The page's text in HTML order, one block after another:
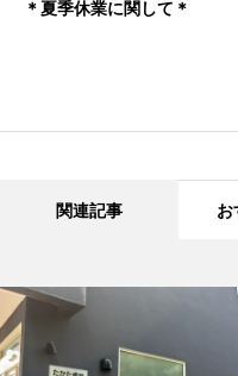
＊夏季休業に関して＊
関連記事 お